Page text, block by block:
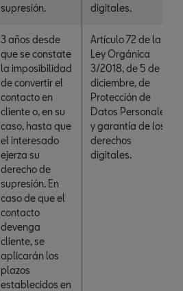
supresión. digitales.
3 años desde
que se constate
la imposibilidad
de convertir el
contacto en
cliente o, en su
caso, hasta que
el interesado
ejerza su
derecho de
supresión. En
caso de que el
contacto
devenga
cliente, se
aplicarán los
plazos
establecidos en
Artículo 72 de la
Ley Orgánica
3/2018, de 5 de
diciembre, de
Protección de
Datos Personales
y garantía de los
derechos
digitales.